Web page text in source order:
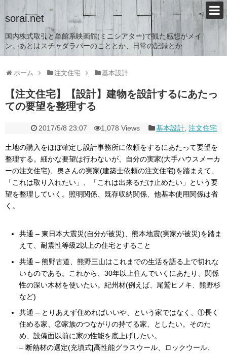
sorai.net
国内株式取引と単館系映画館(ミニシアター)で観た感想がメイ
ン。あとはスチャダラパーのこととか、日常の記録とか
ホーム 注文住宅 基本設計
【注文住宅】【設計】建物を設計するにあたっ
ての要望を整理する
2017/5/8 23:07 1,078 Views 基本設計 ,注文住宅
土地の購入をほぼ確定し設計事務所に依頼をするにあたって要望を
整理する。細かな要望は行わないが、自分の実家(大手ハウスメーカ
ーの注文住宅)、奥さんの実家(建築士依頼の注文住宅)を踏まえて、
「これは取り入れたい」、「これは出来るだけ止めたい」という要
望を整理していく。照明関係、既存収納関係、他基本使用関係は省
く。
共通 – 東日本大震災(自分が被災)、熊本地震(実家が被災)を踏ま
えて、耐震性等級2以上の住宅とすること
共通 – 熊野古道、熊野三山はこれまでの生活を語る上で切れな
いものである。これから、30年以上住んでいくにあたり、関係
性の深い木材を使いたい。紀州材(例えば、尾鷲ヒノキ、熊野杉
など)
共通 – とりあえず住めればいいや、という家ではなく、①長く
住める家、②家族のつながりの持てる家、としたい。そのた
め、設備面以前に家の性能を底上げしたい。
– 断熱材の選定(充填式[高性能グラスウール、ロックウール、